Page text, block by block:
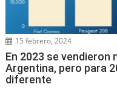
15 febrero, 2024
En 2023 se vendieron
Argentina, pero para
diferente